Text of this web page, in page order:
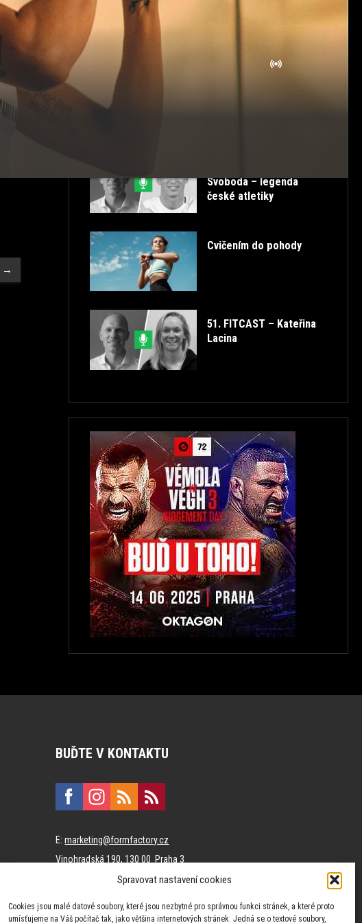
Spravovat nastavení cookies
Cookies jsou malé datové soubory, které jsou nezbytné pro správnou funkci stránek, a které proto
umísťujeme na Váš počítač tak, jako většina internetových stránek. Jedná se o textové soubory,
→
ROZCVIČKA
TANEC
TRENDY
ZDRAVÁ ZÁDA
Svoboda – legenda
české atletiky
Cvičením do pohody
51. FITCAST – Kateřina
Lacina
BUĎTE V KONTAKTU
E:marketing@formfactory.cz
Vinohradská 190, 130 00 Praha 3